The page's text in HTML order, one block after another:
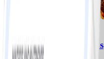
Spagetti med köttfärssås